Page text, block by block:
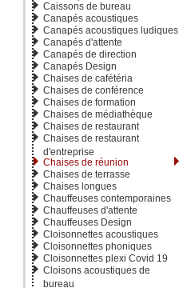
Caissons de bureau
Canapés acoustiques
Canapés acoustiques ludiques
Canapés d'attente
Canapés de direction
Canapés Design
Chaises de cafétéria
Chaises de conférence
Chaises de formation
Chaises de médiathèque
Chaises de restaurant
Chaises de restaurant
d'entreprise
Chaises de réunion
Chaises de terrasse
Chaises longues
Chauffeuses contemporaines
Chauffeuses d'attente
Chauffeuses Design
Cloisonnettes acoustiques
Cloisonnettes phoniques
Cloisonnettes plexi Covid 19
Cloisons acoustiques de
bureau